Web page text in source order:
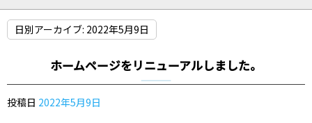
日別アーカイブ: 2022年5月9日
ホームページをリニューアルしました。
投稿日 2022年5月9日